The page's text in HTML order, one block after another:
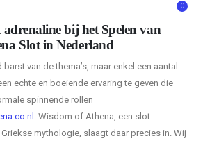
0
bij het Spelen van
Slot in Nederland
van de thema’s, maar enkel een aantal
echte en boeiende ervaring te geven die
spinnende rollen
. Wisdom of Athena, een slot
mythologie, slaagt daar precies in. Wij